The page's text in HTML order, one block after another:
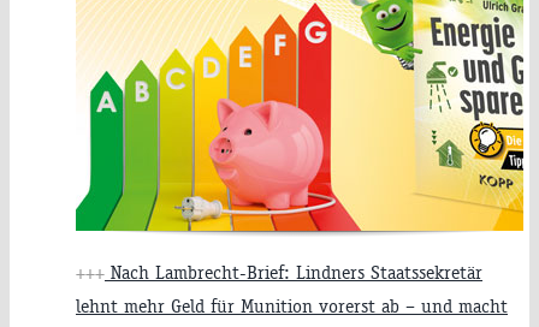
+++ Nach Lambrecht-Brief: Lindners Staatssekretär
lehnt mehr Geld für Munition vorerst ab – und macht